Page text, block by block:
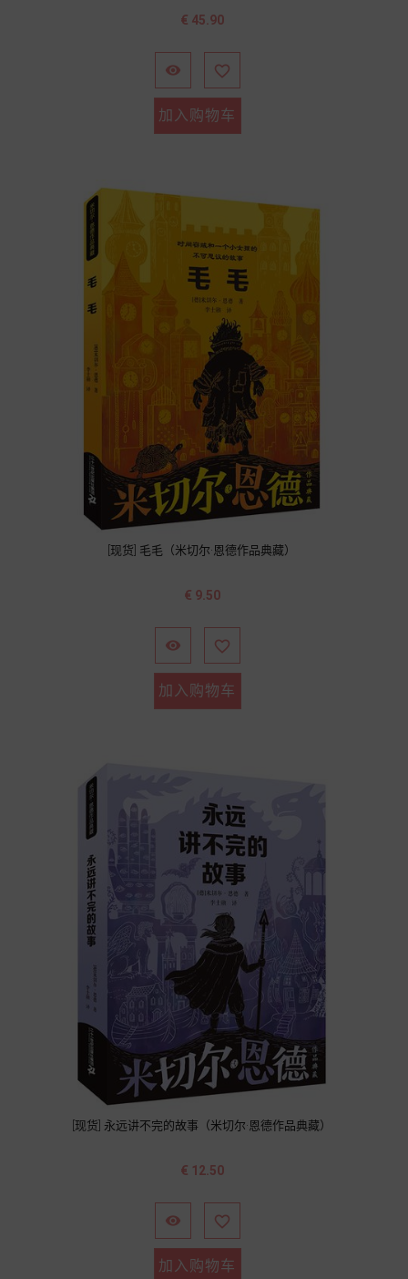
价
€ 45.90
 
加入购物车
[现货] 毛毛（米切尔·恩德作品典藏）
价
€ 9.50
 
加入购物车
[现货] 永远讲不完的故事（米切尔·恩德作品典藏）
价
€ 12.50
 
加入购物车